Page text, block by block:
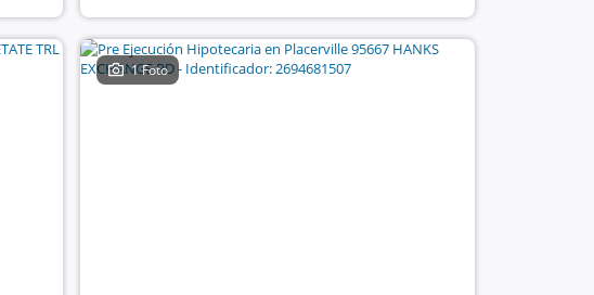
1 Foto